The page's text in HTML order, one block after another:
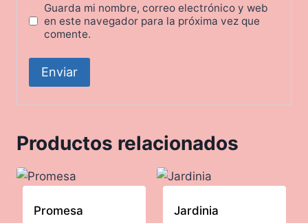
Guarda mi nombre, correo electrónico y web
en este navegador para la próxima vez que
comente.
Productos relacionados
Promesa Jardinia